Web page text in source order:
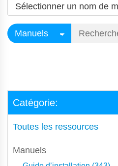
Catégorie:
Toutes les ressources
Manuels